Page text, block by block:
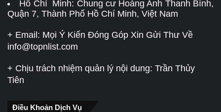
Hồ Chí Minh: Chung cư Hoàng Anh Thanh Bình,
Quận 7, Thành Phố Hồ Chí Minh, Việt Nam
+ Email: Mọi Ý Kiến Đóng Góp Xin Gửi Thư Về
info@topnlist.com
+ Chịu trách nhiệm quản lý nội dung: Trần Thủy
Tiên
Điều Khoản Dịch Vụ